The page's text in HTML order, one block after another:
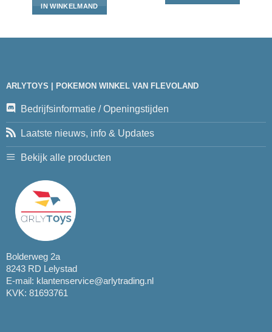
IN WINKELMAND
ARLYTOYS | POKEMON WINKEL VAN FLEVOLAND
Bedrijfsinformatie / Openingstijden
Laatste nieuws, info & Updates
Bekijk alle producten
Bolderweg 2a
8243 RD Lelystad
E-mail: klantenservice@arlytrading.nl
KVK: 81693761